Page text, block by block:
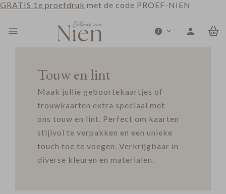
GRATIS 1e proefdruk met de code PROEF-NIEN
Touw en lint
Maak jullie geboortekaartjes of
trouwkaarten extra speciaal met
ons touw en lint. Perfect om kaarten
stijlvol te verpakken en een unieke
touch toe te voegen. Verkrijgbaar in
diverse kleuren en materialen.